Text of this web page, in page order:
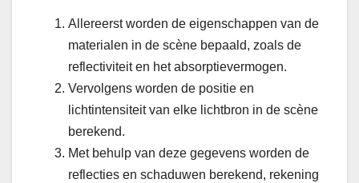
Allereerst worden de eigenschappen van de
materialen in de scène bepaald, zoals de
reflectiviteit en het absorptievermogen.
Vervolgens worden de positie en
lichtintensiteit van elke lichtbron in de scène
berekend.
Met behulp van deze gegevens worden de
reflecties en schaduwen berekend, rekening